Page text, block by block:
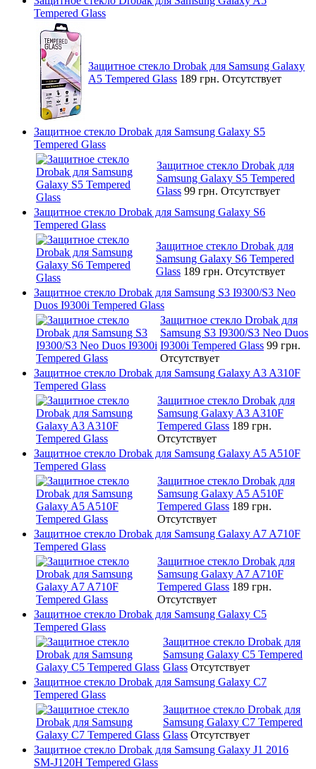
Tempered Glass
Защитное стекло Drobak для Samsung Galaxy
A5 Tempered Glass 189 грн. Отсутствует
Защитное стекло Drobak для Samsung Galaxy S5
Tempered Glass
Защитное стекло Drobak для
Samsung Galaxy S5 Tempered
Glass 99 грн. Отсутствует
Защитное стекло Drobak для Samsung Galaxy S6
Tempered Glass
Защитное стекло Drobak для
Samsung Galaxy S6 Tempered
Glass 189 грн. Отсутствует
Защитное стекло Drobak для Samsung S3 I9300/S3 Neo
Duos I9300i Tempered Glass
Защитное стекло Drobak для
Samsung S3 I9300/S3 Neo Duos
I9300i Tempered Glass 99 грн.
Отсутствует
Защитное стекло Drobak для Samsung Galaxy A3 A310F
Tempered Glass
Защитное стекло Drobak для
Samsung Galaxy A3 A310F
Tempered Glass 189 грн.
Отсутствует
Защитное стекло Drobak для Samsung Galaxy A5 A510F
Tempered Glass
Защитное стекло Drobak для
Samsung Galaxy A5 A510F
Tempered Glass 189 грн.
Отсутствует
Защитное стекло Drobak для Samsung Galaxy A7 A710F
Tempered Glass
Защитное стекло Drobak для
Samsung Galaxy A7 A710F
Tempered Glass 189 грн.
Отсутствует
Защитное стекло Drobak для Samsung Galaxy C5
Tempered Glass
Защитное стекло Drobak для
Samsung Galaxy C5 Tempered
Glass Отсутствует
Защитное стекло Drobak для Samsung Galaxy C7
Tempered Glass
Защитное стекло Drobak для
Samsung Galaxy C7 Tempered
Glass Отсутствует
Защитное стекло Drobak для Samsung Galaxy J1 2016
SM-J120H Tempered Glass